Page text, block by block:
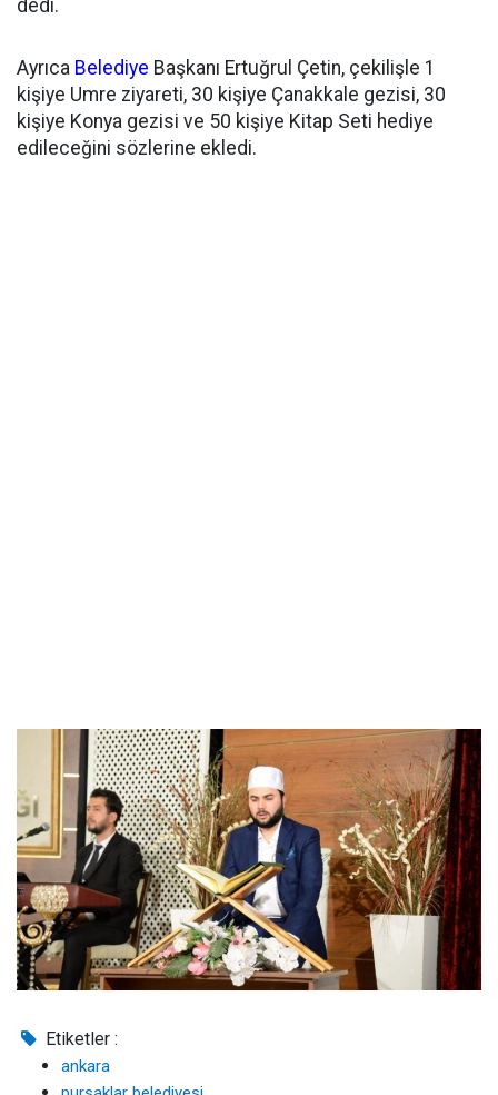
dedi.
Ayrıca Belediye Başkanı Ertuğrul Çetin, çekilişle 1
kişiye Umre ziyareti, 30 kişiye Çanakkale gezisi, 30
kişiye Konya gezisi ve 50 kişiye Kitap Seti hediye
edileceğini sözlerine ekledi.
Etiketler :
ankara